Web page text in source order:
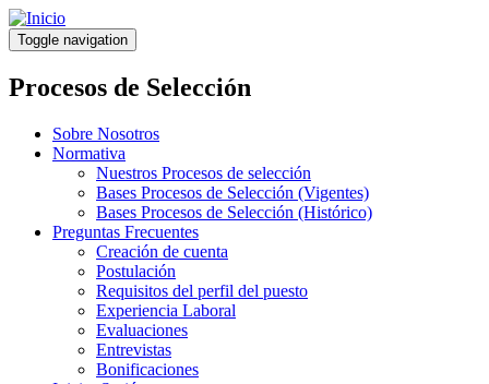
Pasar
al
contenido
principal
Toggle navigation
Procesos de Selección
Sobre Nosotros
Normativa
Nuestros Procesos de selección
Bases Procesos de Selección (Vigentes)
Bases Procesos de Selección (Histórico)
Preguntas Frecuentes
Creación de cuenta
Postulación
Requisitos del perfil del puesto
Experiencia Laboral
Evaluaciones
Entrevistas
Bonificaciones